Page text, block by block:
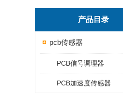
产品目录
pcb传感器
PCB信号调理器
PCB加速度传感器